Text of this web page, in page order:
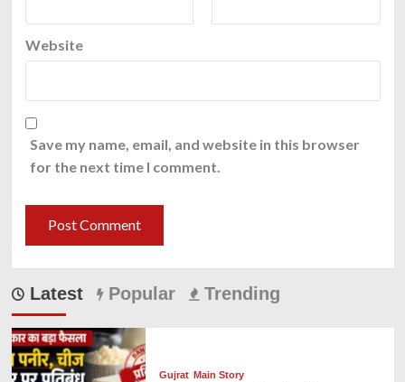
Website
Save my name, email, and website in this browser
for the next time I comment.
Latest Popular Trending
Gujrat Main Story